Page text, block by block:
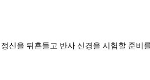
신을 뒤흔들고 반사 신경을 시험할 준비